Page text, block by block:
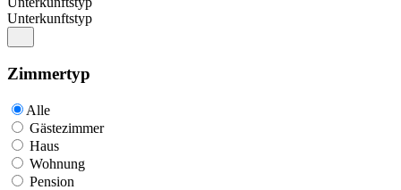
Unterkunftstyp
Zimmertyp
Alle
Gästezimmer
Haus
Wohnung
Pension